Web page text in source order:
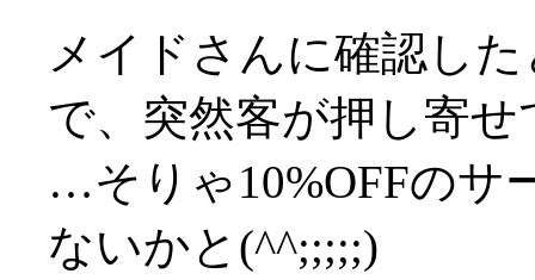
メイドさんに確認し
で、突然客が押し寄
…そりゃ10%OFFのサ
ないかと(^^;;;;;)